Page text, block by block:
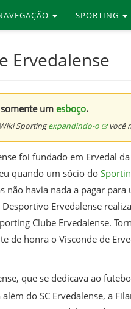
SPORTING
Ervedalense
um esboço.
Sportingexpandindo-o você
foi fundado em Ervedal
quando um sócio do
não havia nada a pagar
Ervedalense
Clube Ervedalense.
de honra o Visconde de
que se dedicava ao
do SC Ervedalense, a